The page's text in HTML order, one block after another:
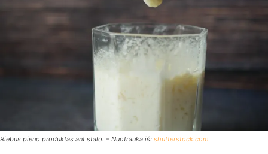
Riebus pieno produktas ant stalo. – Nuotrauka iš: shutterstock.com